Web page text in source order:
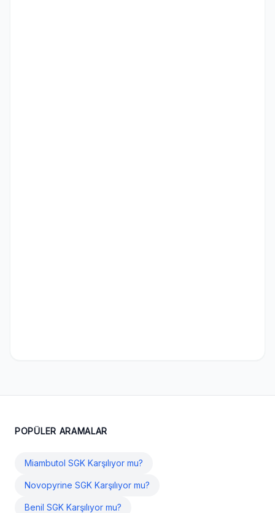
POPÜLER ARAMALAR
Miambutol SGK Karşılıyor mu?
Novopyrine SGK Karşılıyor mu?
Benil SGK Karşılıyor mu?